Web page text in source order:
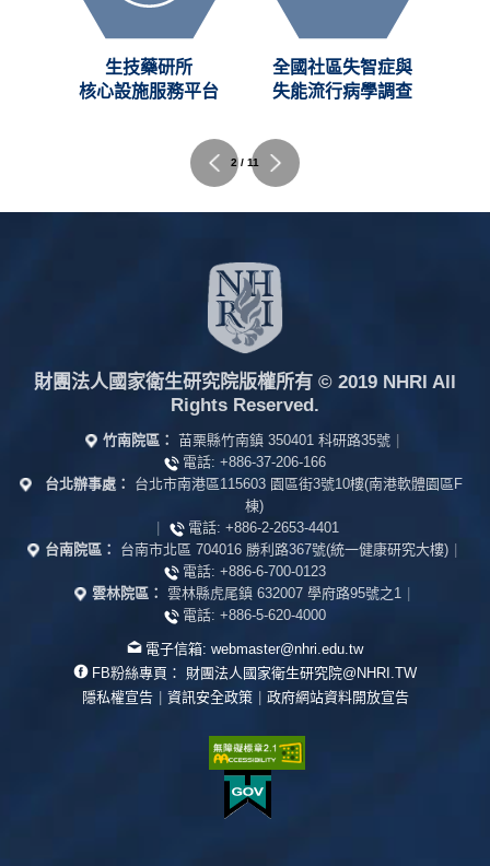
生技藥研所
核心設施服務平台
全國社區失智症與
失能流行病學調查
2 / 11
財團法人國家衛生研究院版權所有 © 2019 NHRI All
Rights Reserved.
竹南院區： 苗栗縣竹南鎮 350401 科研路35號 |
電話: +886-37-206-166
台北辦事處：
台北市南港區115603 園區街3號10樓(南港軟體園區F
棟)
|
電話: +886-2-2653-4401
台南院區：
台南市北區 704016 勝利路367號(統一健康研究大樓) |
電話: +886-6-700-0123
雲林院區： 雲林縣虎尾鎮 632007 學府路95號之1 |
電話: +886-5-620-4000
電子信箱: webmaster@nhri.edu.tw
FB粉絲專頁：
財團法人國家衛生研究院@NHRI.TW
隱私權宣告 | 資訊安全政策 | 政府網站資料開放宣告